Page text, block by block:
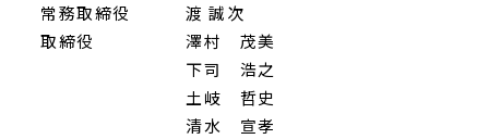
常務取締役
渡 誠次
取締役
澤村 茂美
下司 浩之
土岐 哲史
清水 宣孝